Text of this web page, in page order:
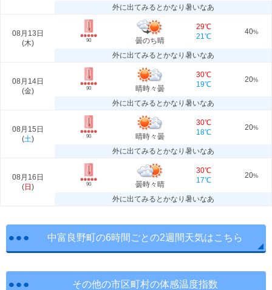
外に出てみるとかなり暑いなあ
08月13日
(木) 90 曇のち晴
29℃
21℃
40%
外に出てみるとかなり暑いなあ
08月14日
(金) 90 晴時々曇
30℃
19℃
20%
外に出てみるとかなり暑いなあ
08月15日
(土) 90 晴時々曇
30℃
18℃
20%
外に出てみるとかなり暑いなあ
08月16日
(日 ) 90 曇時々晴
30℃
17℃
20%
外に出てみるとかなり暑いなあ
中富良野町の6時間ごとの2週間天気はこちら
その他の市区町村の体感温度指数